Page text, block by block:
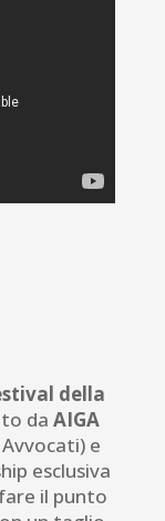
della
da AIGA
e
esclusiva
il punto